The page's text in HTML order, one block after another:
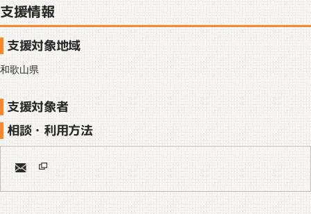
支援情報
支援対象地域
和歌山県
支援対象者
相談・利用方法